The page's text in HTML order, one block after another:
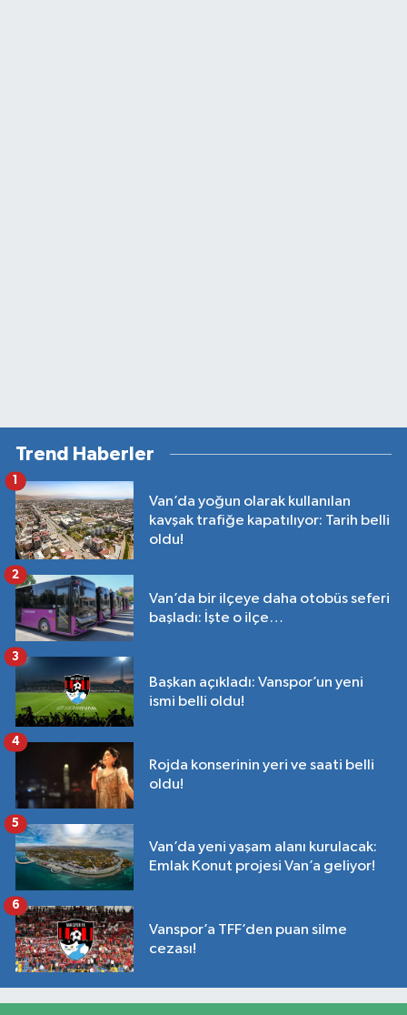
Trend Haberler
Van’da yoğun olarak kullanılan
kavşak trafiğe kapatılıyor: Tarih belli
oldu!
1
Van’da bir ilçeye daha otobüs seferi
başladı: İşte o ilçe…
2
Başkan açıkladı: Vanspor’un yeni
ismi belli oldu!
3
Rojda konserinin yeri ve saati belli
oldu!
4
Van’da yeni yaşam alanı kurulacak:
Emlak Konut projesi Van’a geliyor!
5
Vanspor’a TFF’den puan silme
cezası!
6